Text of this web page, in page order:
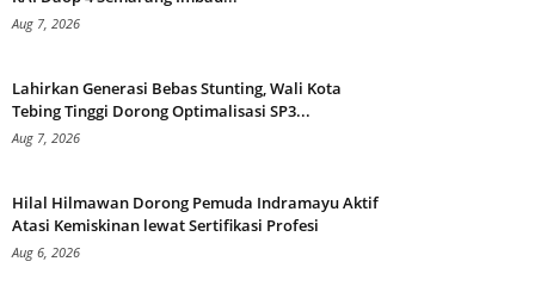
Aug 7, 2026
Lahirkan Generasi Bebas Stunting, Wali Kota
Tebing Tinggi Dorong Optimalisasi SP3...
Aug 7, 2026
Hilal Hilmawan Dorong Pemuda Indramayu Aktif
Atasi Kemiskinan lewat Sertifikasi Profesi
Aug 6, 2026